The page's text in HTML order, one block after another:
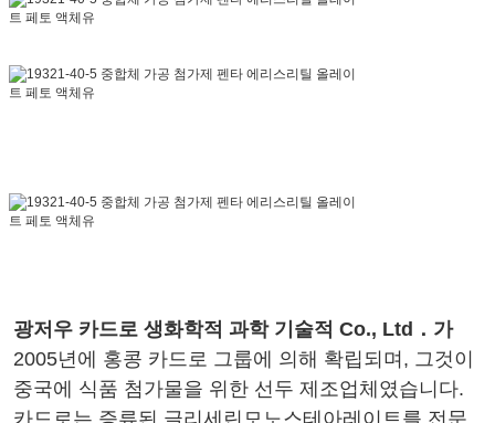
광저우 카드로 생화학적 과학 기술적 Co., Ltd．가
2005년에 홍콩 카드로 그룹에 의해 확립되며, 그것이
중국에 식품 첨가물을 위한 선두 제조업체였습니다.
카드로는 증류된 글리세린모노스테아레이트를 전문